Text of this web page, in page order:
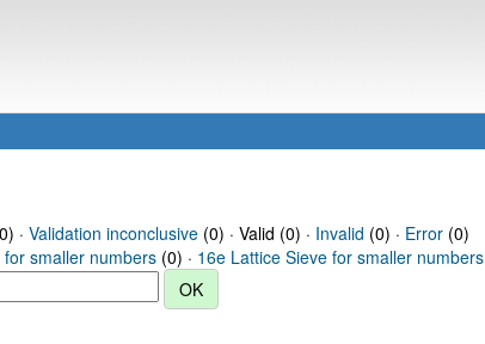
· Validation inconclusive(0) · Valid (0) · Invalid (0) · Error(0)
smaller numbers (0) · 16e Lattice Sieve for smaller numbers